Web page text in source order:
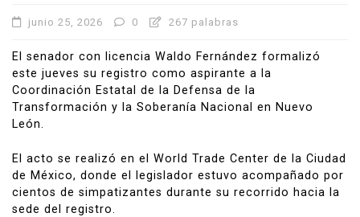
junio 25, 2026 0 267 palabras
El senador con licencia Waldo Fernández formalizó
este jueves su registro como aspirante a la
Coordinación Estatal de la Defensa de la
Transformación y la Soberanía Nacional en Nuevo
León.
El acto se realizó en el World Trade Center de la Ciudad
de México, donde el legislador estuvo acompañado por
cientos de simpatizantes durante su recorrido hacia la
sede del registro.